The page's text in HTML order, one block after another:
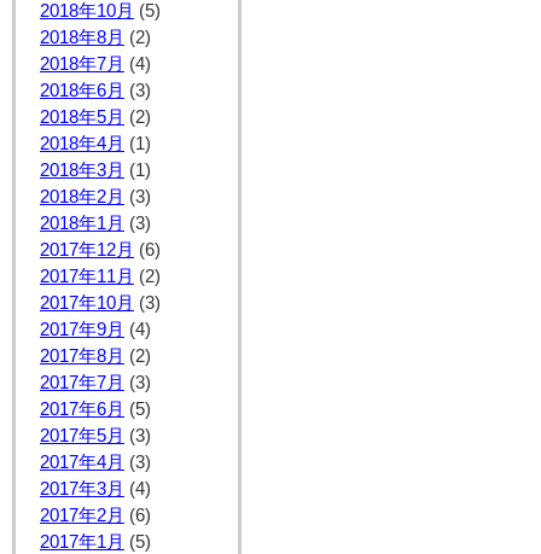
2018年10月 (5)
2018年8月 (2)
2018年7月 (4)
2018年6月 (3)
2018年5月 (2)
2018年4月 (1)
2018年3月 (1)
2018年2月 (3)
2018年1月 (3)
2017年12月 (6)
2017年11月 (2)
2017年10月 (3)
2017年9月 (4)
2017年8月 (2)
2017年7月 (3)
2017年6月 (5)
2017年5月 (3)
2017年4月 (3)
2017年3月 (4)
2017年2月 (6)
2017年1月 (5)